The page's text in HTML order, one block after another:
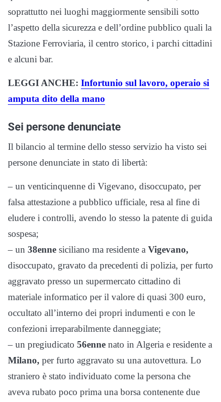
soprattutto nei luoghi maggiormente sensibili sotto
l’aspetto della sicurezza e dell’ordine pubblico quali la
Stazione Ferroviaria, il centro storico, i parchi cittadini
e alcuni bar.
LEGGI ANCHE: Infortunio sul lavoro, operaio si
amputa dito della mano
Sei persone denunciate
Il bilancio al termine dello stesso servizio ha visto sei
persone denunciate in stato di libertà:
– un venticinquenne di Vigevano, disoccupato, per
falsa attestazione a pubblico ufficiale, resa al fine di
eludere i controlli, avendo lo stesso la patente di guida
sospesa;
– un 38enne siciliano ma residente a Vigevano,
disoccupato, gravato da precedenti di polizia, per furto
aggravato presso un supermercato cittadino di
materiale informatico per il valore di quasi 300 euro,
occultato all’interno dei propri indumenti e con le
confezioni irreparabilmente danneggiate;
– un pregiudicato 56enne nato in Algeria e residente a
Milano, per furto aggravato su una autovettura. Lo
straniero è stato individuato come la persona che
aveva rubato poco prima una borsa contenente due